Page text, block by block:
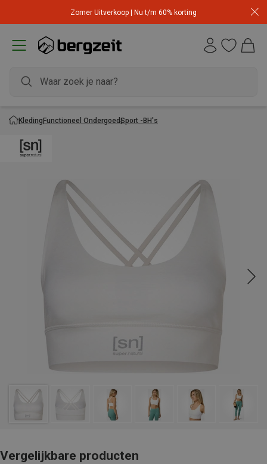
Zomer Uitverkoop | Nu t/m 60% korting
KledingFunctioneel OndergoedSport -BH's
Vergelijkbare producten